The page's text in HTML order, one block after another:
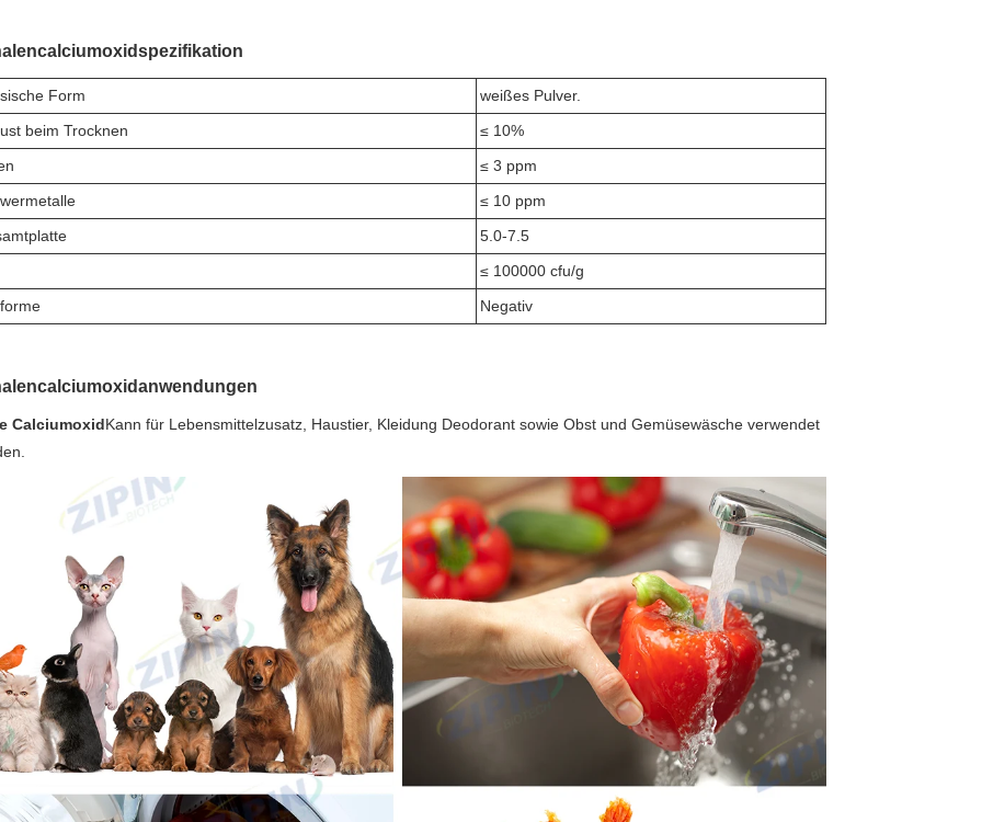
Form
weißes Pulver.
beim Trocknen
≤ 10%
≤ 3 ppm
≤ 10 ppm
5.0-7.5
≤ 100000 cfu/g
Negativ
CalciumoxidKann für Lebensmittelzusatz, Haustier, Kleidung Deodorant sowie Obst und Gemüsewäsche verwendet